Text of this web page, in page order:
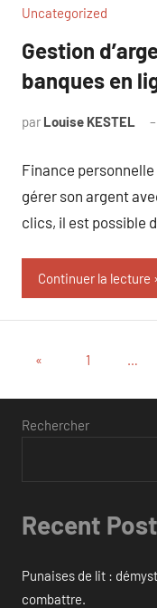
Uncategorized
Gestion
banques en
par Louise KESTEL
Finance
gérer son argent
clics, il est possible
Continuer la lecture
Pagination
des
publications
« Publications
1 …
Rechercher
Recent
Punaises de lit :
combattre.